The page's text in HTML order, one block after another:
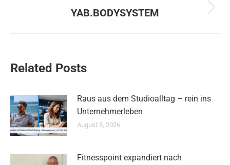
Nächster
YAB.BODYSYSTEM
Related Posts
Raus aus dem Studioalltag – rein ins
Unternehmerleben
August 5, 2026
Fitnesspoint expandiert nach